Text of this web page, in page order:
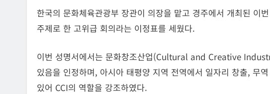
한국의 문화체육관광부 장관이 의장을 맡고 경주에서 개최된 이
주제로 한 고위급 회의라는 이정표를 세웠다.
이번 성명서에서는 문화창조산업(Cultural and Creative
있음을 인정하며, 아시아 태평양 지역 전역에서 일자리 창출, 무
있어 CCI의 역할을 강조하였다.